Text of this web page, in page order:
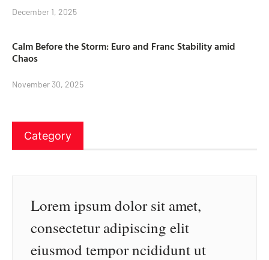
December 1, 2025
Calm Before the Storm: Euro and Franc Stability amid
Chaos
November 30, 2025
Category
Lorem ipsum dolor sit amet,
consectetur adipiscing elit
eiusmod tempor ncididunt ut